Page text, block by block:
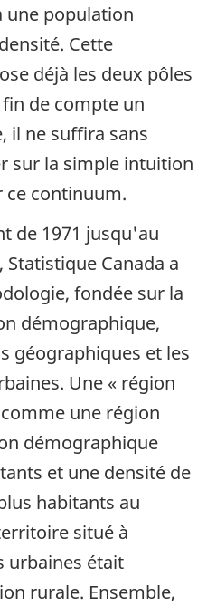
une population
Cette
déjà les deux pôles
de compte un
il ne suffira sans
sur la simple intuition
continuum.
de 1971 jusqu'au
Statistique Canada a
fondée sur la
démographique,
géographiques et les
Une « région
une région
démographique
et une densité de
habitants au
situé à
urbaines était
rurale. Ensemble,